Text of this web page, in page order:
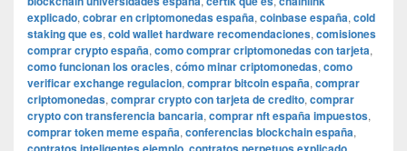
explicado, cobrar en criptomonedas españa, coinbase españa, cold
staking que es, cold wallet hardware recomendaciones, comisiones
comprar crypto españa, como comprar criptomonedas con tarjeta,
como funcionan los oracles, cómo minar criptomonedas, como
verificar exchange regulacion, comprar bitcoin españa, comprar
criptomonedas, comprar crypto con tarjeta de credito, comprar
crypto con transferencia bancaria, comprar nft españa impuestos,
comprar token meme españa, conferencias blockchain españa,